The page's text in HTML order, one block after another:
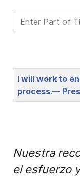
Enter Part of
Title
I will work to
process.—
Nuestra
el esfuerzo